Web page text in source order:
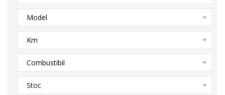
Model
Km
Combustibil
Stoc